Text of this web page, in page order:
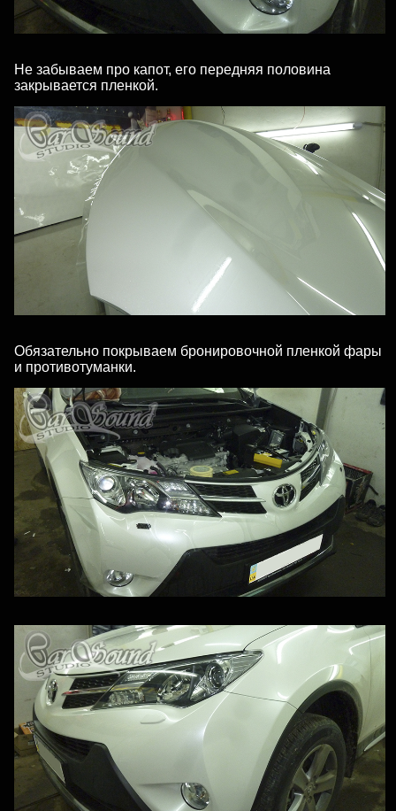
Не забываем про капот, его передняя половина
закрывается пленкой.
Обязательно покрываем бронировочной пленкой фары
и противотуманки.